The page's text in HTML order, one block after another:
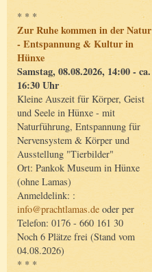
* * *
Zur Ruhe kommen in der Natur
- Entspannung & Kultur in
Hünxe
Samstag, 08.08.2026, 14:00 - ca.
16:30 Uhr
Kleine Auszeit für Körper, Geist
und Seele in Hünxe - mit
Naturführung, Entspannung für
Nervensystem & Körper und
Ausstellung "Tierbilder"
Ort: Pankok Museum in Hünxe
(ohne Lamas)
Anmeldelink: :
info@prachtlamas.de oder per
Telefon: 0176 - 660 161 30
Noch 6 Plätze frei (Stand vom
04.08.2026)
* * *